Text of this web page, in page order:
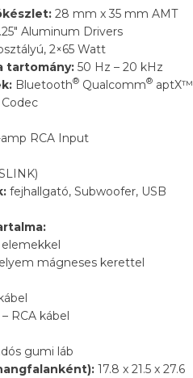
28 mm x 35 mm AMT
Aluminum Drivers
2×65 Watt
tartomány: 50 Hz – 20 kHz
Bluetooth® Qualcomm® aptX™
RCA Input
fejhallgató, Subwoofer, USB
mágneses kerettel
RCA kábel
gumi láb
17.8 x 21.5 x 27.6